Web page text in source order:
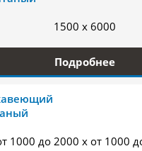
1500 x 6000
Подробнее
1000 до 2000 x от 1000